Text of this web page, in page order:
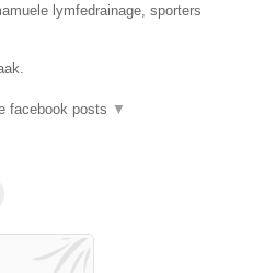
lymfedrainage, sporters
facebook posts ▼